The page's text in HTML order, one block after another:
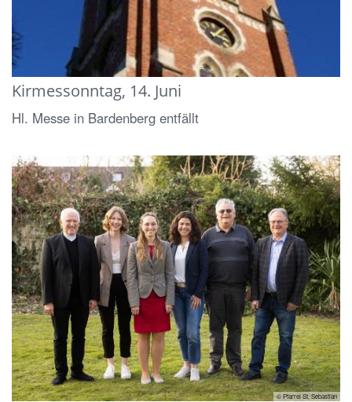
Kirmessonntag, 14. Juni
Hl. Messe in Bardenberg entfällt
© Pfarrei St. Sebastian